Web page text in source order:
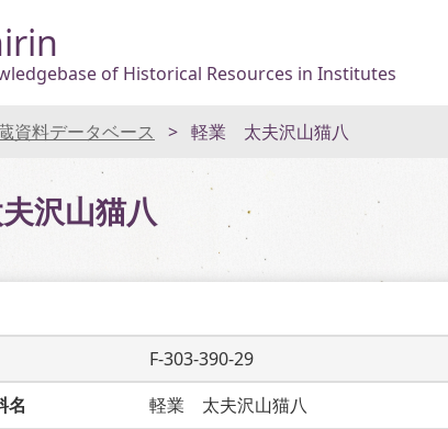
of Historical Resources in Institutes
資料データベース 軽業 太夫沢山猫八
沢山猫八
F-303-390-29
名
軽業　太夫沢山猫八